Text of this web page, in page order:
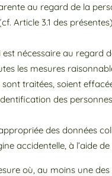
au regard de la
Article 3.1 des
nécessaire au regard
les mesures
traitées, soient
des
des données
accidentelle, à l’aide
où, au moins une